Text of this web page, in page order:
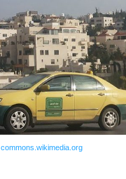
commons.wikimedia.org